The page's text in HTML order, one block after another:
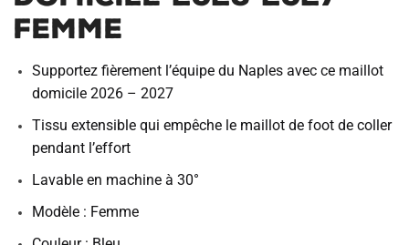
Femme
Supportez fièrement l’équipe du Naples avec ce maillot
domicile 2026 – 2027
Tissu extensible qui empêche le maillot de foot de coller
pendant l’effort
Lavable en machine à 30°
Modèle : Femme